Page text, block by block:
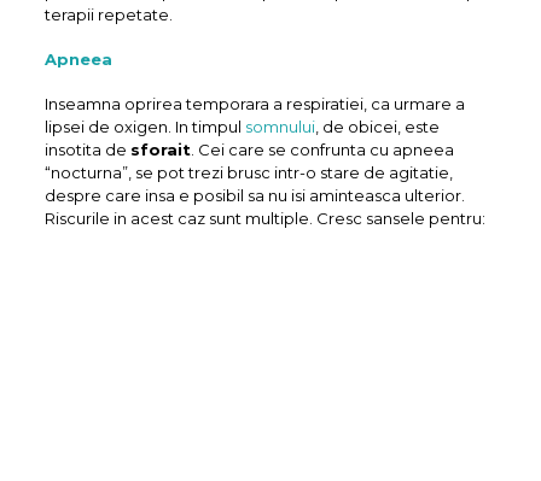
terapii repetate.
Apneea
Inseamna oprirea temporara a respiratiei, ca urmare a
lipsei de oxigen. In timpul somnului, de obicei, este
insotita de sforait. Cei care se confrunta cu apneea
“nocturna”, se pot trezi brusc intr-o stare de agitatie,
despre care insa e posibil sa nu isi aminteasca ulterior.
Riscurile in acest caz sunt multiple. Cresc sansele pentru: